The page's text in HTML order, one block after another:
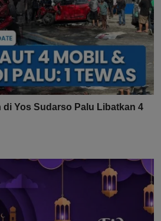
di Yos Sudarso Palu Libatkan 4